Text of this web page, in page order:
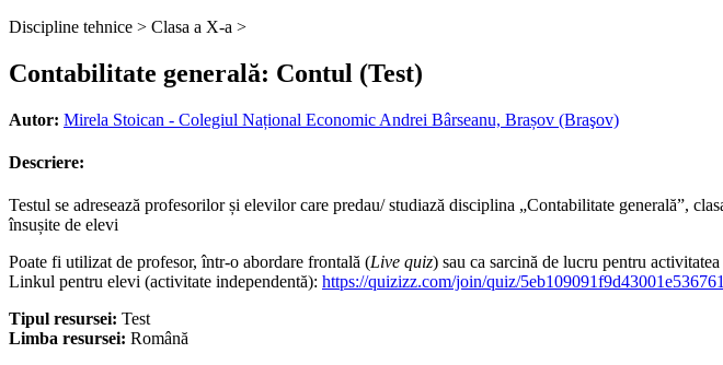
Discipline tehnice > Clasa a X-a >
Contabilitate generală: Contul (Test)
Autor: Mirela Stoican - Colegiul Național Economic Andrei Bârseanu, Brașov (Braşov)
Descriere:
Testul se adresează profesorilor și elevilor care predau/ studiază disciplina „Contabilitate generală”,
însușite de elevi
Poate fi utilizat de profesor, într-o abordare frontală (Live quiz) sau ca sarcină de lucru pentru
Linkul pentru elevi (activitate independentă): https://quizizz.com/join/quiz/
Tipul resursei: Test
Limba resursei: Română